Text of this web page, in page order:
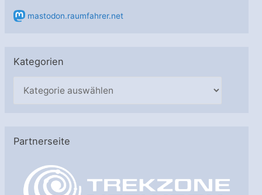
mastodon.raumfahrer.net
Kategorien
g
Partnerseite